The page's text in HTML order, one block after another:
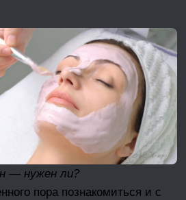
— нужен ли?
пора познакомиться и с